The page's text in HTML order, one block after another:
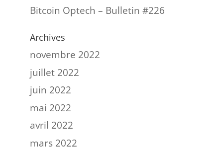
Bitcoin Optech – Bulletin #226
Archives
novembre 2022
juillet 2022
juin 2022
mai 2022
avril 2022
mars 2022